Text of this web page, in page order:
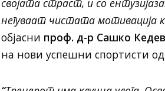
негуваат чистата мотивација
објасни проф. д-р Сашко Кедев
на нови успешни спортисти